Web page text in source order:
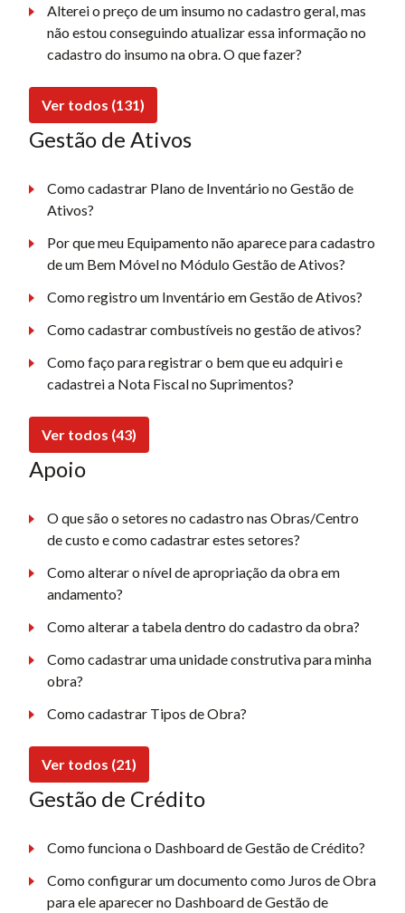
Alterei o preço de um insumo no cadastro geral, mas
não estou conseguindo atualizar essa informação no
cadastro do insumo na obra. O que fazer?
Ver todos (131)
Gestão de Ativos
Como cadastrar Plano de Inventário no Gestão de
Ativos?
Por que meu Equipamento não aparece para cadastro
de um Bem Móvel no Módulo Gestão de Ativos?
Como registro um Inventário em Gestão de Ativos?
Como cadastrar combustíveis no gestão de ativos?
Como faço para registrar o bem que eu adquiri e
cadastrei a Nota Fiscal no Suprimentos?
Ver todos (43)
Apoio
O que são o setores no cadastro nas Obras/Centro
de custo e como cadastrar estes setores?
Como alterar o nível de apropriação da obra em
andamento?
Como alterar a tabela dentro do cadastro da obra?
Como cadastrar uma unidade construtiva para minha
obra?
Como cadastrar Tipos de Obra?
Ver todos (21)
Gestão de Crédito
Como funciona o Dashboard de Gestão de Crédito?
Como configurar um documento como Juros de Obra
para ele aparecer no Dashboard de Gestão de